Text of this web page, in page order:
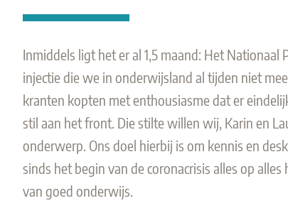
Inmiddels ligt het er al 1,5 maand: Het Nationaal
injectie die we in onderwijsland al tijden niet
kranten kopten met enthousiasmedat er
stil aan het front. Die stilte willen wij Karin en
onderwerp. Ons doel hierbij is om kennis en
sinds het begin van decoronacrisis alles op
van goed onderwijs.